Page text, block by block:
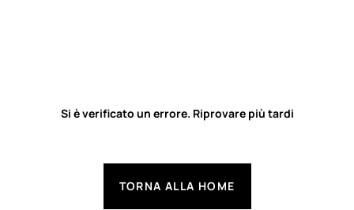
Si è verificato un errore. Riprovare più tardi
TORNA ALLA HOME